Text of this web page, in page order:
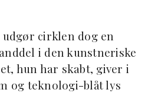
cirklen dog en
i den kunstneriske
hun har skabt, giver i
og teknologi-blåt lys